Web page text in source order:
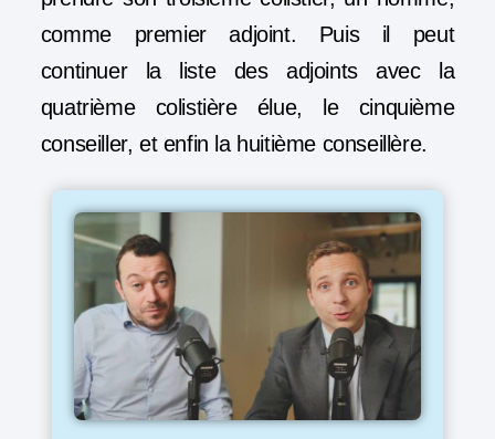
comme premier adjoint. Puis il peut
continuer la liste des adjoints avec la
quatrième colistière élue, le cinquième
conseiller, et enfin la huitième conseillère.